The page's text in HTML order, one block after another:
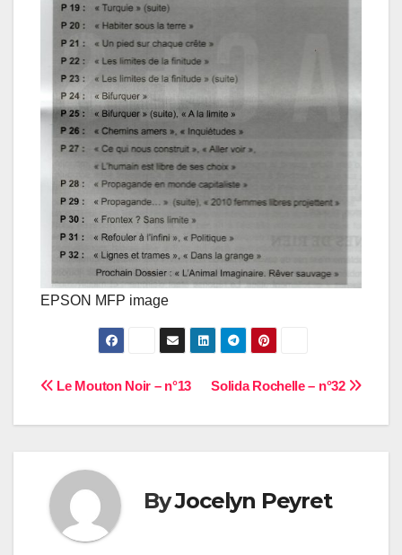
EPSON MFP image
Navigation
de
l’article
Solida Rochelle – n°32
Le Mouton Noir – n°13
ByJocelyn Peyret